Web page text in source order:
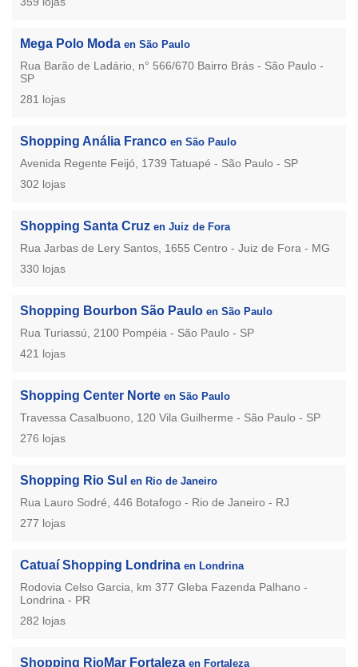
Mega Polo Moda en São Paulo
Rua Barão de Ladário, n° 566/670 Bairro Brás - São Paulo -
SP
281 lojas
Shopping Anália Franco en São Paulo
Avenida Regente Feijó, 1739 Tatuapé - São Paulo - SP
302 lojas
Shopping Santa Cruz en Juiz de Fora
Rua Jarbas de Lery Santos, 1655 Centro - Juiz de Fora - MG
330 lojas
Shopping Bourbon São Paulo en São Paulo
Rua Turiassú, 2100 Pompéia - São Paulo - SP
421 lojas
Shopping Center Norte en São Paulo
Travessa Casalbuono, 120 Vila Guilherme - São Paulo - SP
276 lojas
Shopping Rio Sul en Rio de Janeiro
Rua Lauro Sodré, 446 Botafogo - Rio de Janeiro - RJ
277 lojas
Catuaí Shopping Londrina en Londrina
Rodovia Celso Garcia, km 377 Gleba Fazenda Palhano -
Londrina - PR
282 lojas
Shopping RioMar Fortaleza en Fortaleza